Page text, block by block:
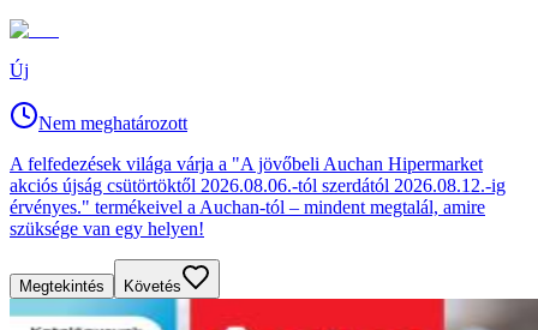
Új
Nem meghatározott
A felfedezések világa várja a "A jövőbeli Auchan Hipermarket
akciós újság csütörtöktől 2026.08.06.-tól szerdától 2026.08.12.-ig
érvényes." termékeivel a Auchan-tól – mindent megtalál, amire
szüksége van egy helyen!
Megtekintés Követés